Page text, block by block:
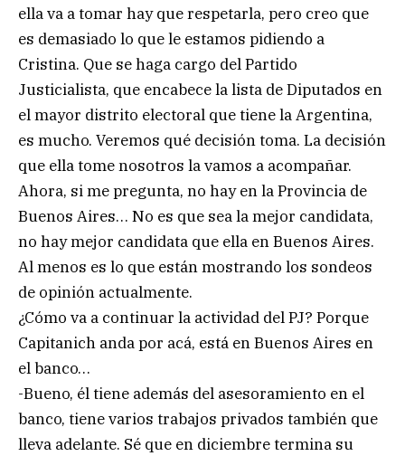
ella va a tomar hay que respetarla, pero creo que
es demasiado lo que le estamos pidiendo a
Cristina. Que se haga cargo del Partido
Justicialista, que encabece la lista de Diputados en
el mayor distrito electoral que tiene la Argentina,
es mucho. Veremos qué decisión toma. La decisión
que ella tome nosotros la vamos a acompañar.
Ahora, si me pregunta, no hay en la Provincia de
Buenos Aires… No es que sea la mejor candidata,
no hay mejor candidata que ella en Buenos Aires.
Al menos es lo que están mostrando los sondeos
de opinión actualmente.
¿Cómo va a continuar la actividad del PJ? Porque
Capitanich anda por acá, está en Buenos Aires en
el banco…
-Bueno, él tiene además del asesoramiento en el
banco, tiene varios trabajos privados también que
lleva adelante. Sé que en diciembre termina su